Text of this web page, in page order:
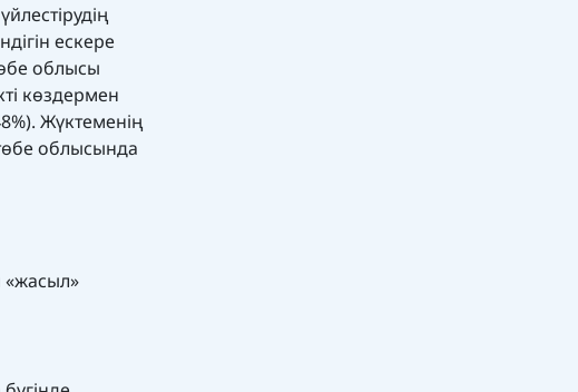
ескере
облысы
көздермен
Жүктеменің
облысында
«жасыл»